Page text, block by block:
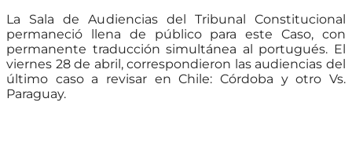
La Sala de Audiencias del Tribunal Constitucional
permaneció llena de público para este Caso, con
permanente traducción simultánea al portugués. El
viernes 28 de abril, correspondieron las audiencias del
último caso a revisar en Chile: Córdoba y otro Vs.
Paraguay.